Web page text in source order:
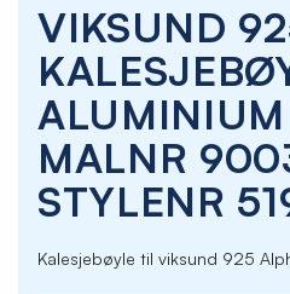
VIKSUND
MALNR
STYLENR
Kalesjebøyle til viksund 925
beginning
the
images
gallery